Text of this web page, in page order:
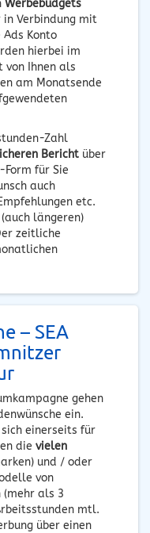
Werbebudgets
in Verbindung mit
Ads Konto
hierbei im
Ihnen als
am Monatsende
Zahl
Bericht über
Form für Sie
auch
etc.
längeren)
zeitliche
– SEA
gehen
ein.
einerseits für
die vielen
und / oder
von
(mehr als 3
mtl.
über einen